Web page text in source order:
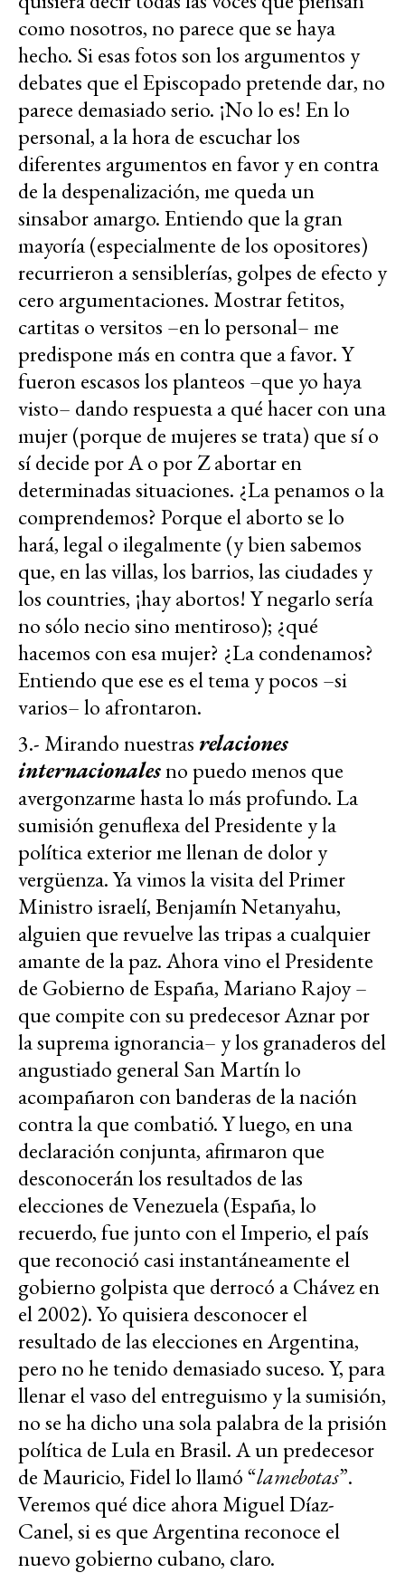
como nosotros, no parece que se haya
hecho. Si esas fotos son los argumentos y
debates que el Episcopado pretende dar, no
parece demasiado serio. ¡No lo es! En lo
personal, a la hora de escuchar los
diferentes argumentos en favor y en contra
de la despenalización, me queda un
sinsabor amargo. Entiendo que la gran
mayoría (especialmente de los opositores)
recurrieron a sensiblerías, golpes de efecto y
cero argumentaciones. Mostrar fetitos,
cartitas o versitos –en lo personal– me
predispone más en contra que a favor. Y
fueron escasos los planteos –que yo haya
visto– dando respuesta a qué hacer con una
mujer (porque de mujeres se trata) que sí o
sí decide por A o por Z abortar en
determinadas situaciones. ¿La penamos o la
comprendemos? Porque el aborto se lo
hará, legal o ilegalmente (y bien sabemos
que, en las villas, los barrios, las ciudades y
los countries, ¡hay abortos! Y negarlo sería
no sólo necio sino mentiroso); ¿qué
hacemos con esa mujer? ¿La condenamos?
Entiendo que ese es el tema y pocos –si
varios– lo afrontaron.
3.- Mirando nuestras relaciones
internacionalesno puedo menos que
avergonzarme hasta lo más profundo. La
sumisión genuflexa del Presidente y la
política exterior me llenan de dolor y
vergüenza. Ya vimos la visita del Primer
Ministro israelí, Benjamín Netanyahu,
alguien que revuelve las tripas a cualquier
amante de la paz. Ahora vino el Presidente
de Gobierno de España, Mariano Rajoy –
que compite con su predecesor Aznar por
la suprema ignorancia– y los granaderos del
angustiado general San Martín lo
acompañaron con banderas de la nación
contra la que combatió. Y luego, en una
declaración conjunta, afirmaron que
desconocerán los resultados de las
elecciones de Venezuela (España, lo
recuerdo, fue junto con el Imperio, el país
que reconoció casi instantáneamente el
gobierno golpista que derrocó a Chávez en
el 2002). Yo quisiera desconocer el
resultado de las elecciones en Argentina,
pero no he tenido demasiado suceso. Y, para
llenar el vaso del entreguismo y la sumisión,
no se ha dicho una sola palabra de la prisión
política de Lula en Brasil. A un predecesor
de Mauricio, Fidel lo llamó “lamebotas”.
Veremos qué dice ahora Miguel Díaz-
Canel, si es que Argentina reconoce el
nuevo gobierno cubano, claro.